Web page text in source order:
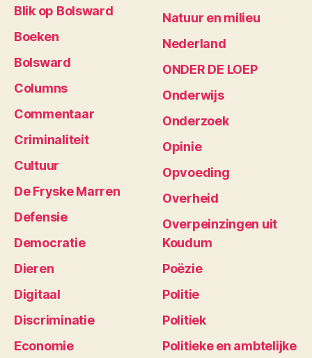
Blik op Bolsward
Boeken
Bolsward
Columns
Commentaar
Criminaliteit
Cultuur
De Fryske Marren
Defensie
Democratie
Dieren
Digitaal
Discriminatie
Economie
Natuur en milieu
Nederland
ONDER DE LOEP
Onderwijs
Onderzoek
Opinie
Opvoeding
Overheid
Overpeinzingen uit
Koudum
Poëzie
Politie
Politiek
Politieke en ambtelijke